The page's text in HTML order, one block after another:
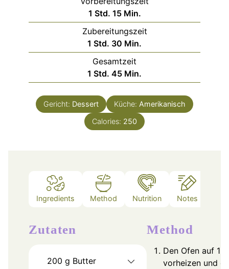
1 Stunde
Std. 15Minuten
Min.
Zubereitungszeit
1 Stunde
Std. 30 Minuten
Min.
Gesamtzeit
1 Stunde
Std. 45Minuten
Min.
Gericht: Dessert Küche: Amerikanisch
Calories: 250
Ingredients Method Nutrition Notes
Zutaten
200 g Butter
Method
Den Ofen auf
vorheizen und